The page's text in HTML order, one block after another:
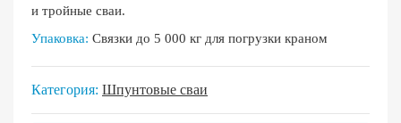
и тройные сваи.
Упаковка: Связки до 5 000 кг для погрузки краном
Категория: Шпунтовые сваи